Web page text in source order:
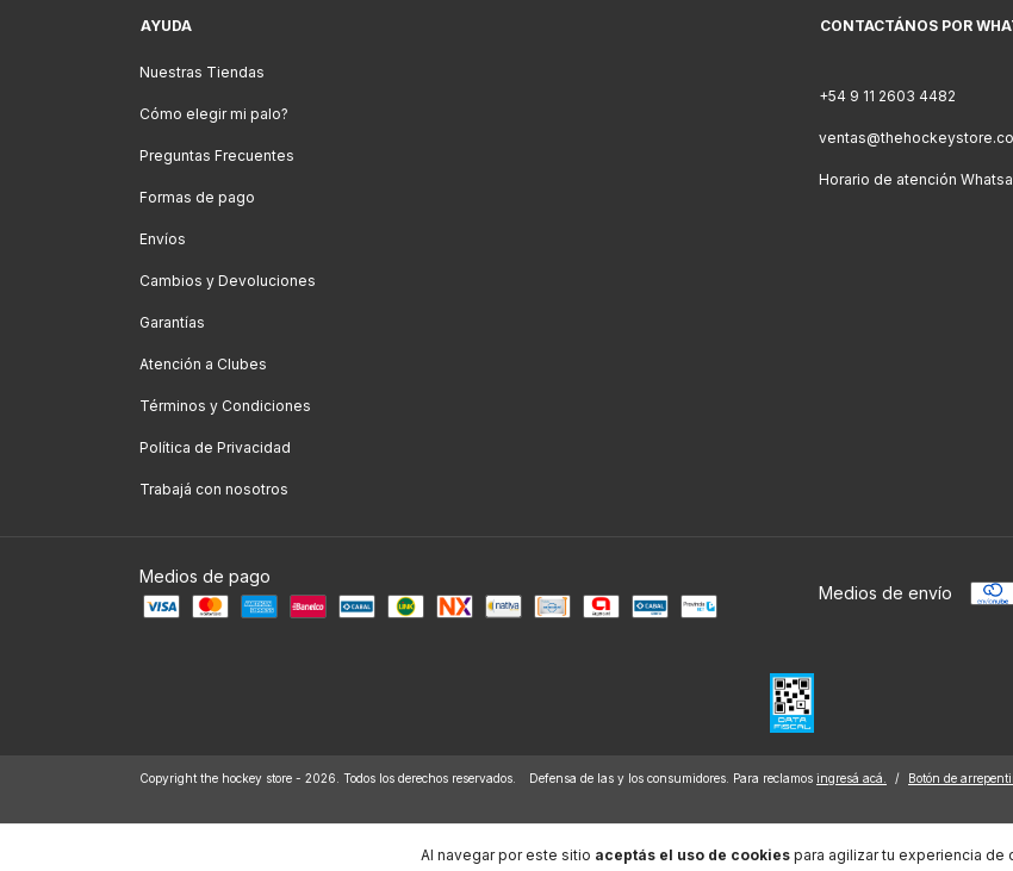
Al navegar por este sitio aceptás el uso de cookiespara agilizar tu experiencia de
AYUDA
Nuestras Tiendas
Cómo elegir mi palo?
Preguntas Frecuentes
Formas de pago
Envíos
Cambios y Devoluciones
Garantías
Atención a Clubes
Términos y Condiciones
Política de Privacidad
Trabajá con nosotros
CONTACTÁNOS POR
+54 9 11 2603 4482
Horario de atención
Medios de pago
Medios de envío
Copyright the hockey store - 2026. Todos los derechos reservados. Defensa de las y los consumidores. Para reclamos ingresá acá. / Botón de